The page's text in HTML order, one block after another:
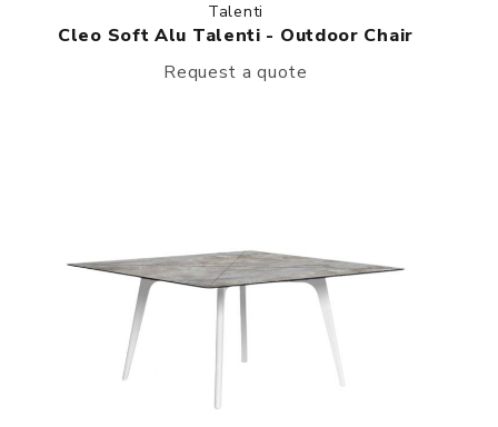
Talenti
Cleo Soft Alu Talenti - Outdoor Chair
Request a quote